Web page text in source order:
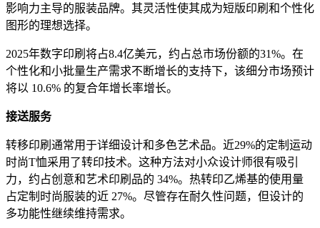
影响力主导的服装品牌。其灵活性使其成为短版印刷和个性化
图形的理想选择。
2025年数字印刷将占8.4亿美元，约占总市场份额的31%。在
个性化和小批量生产需求不断增长的支持下，该细分市场预计
将以 10.6% 的复合年增长率增长。
接送服务
转移印刷通常用于详细设计和多色艺术品。近29%的定制运动
时尚T恤采用了转印技术。这种方法对小众设计师很有吸引
力，约占创意和艺术印刷品的 34%。热转印乙烯基的使用量
占定制时尚服装的近 27%。尽管存在耐久性问题，但设计的
多功能性继续维持需求。